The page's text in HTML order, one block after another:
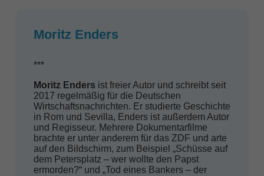
Moritz Enders
***
Moritz Enders ist freier Autor und schreibt seit
2017 regelmäßig für die Deutschen
Wirtschaftsnachrichten. Er studierte Geschichte
in Rom und Sevilla, Enders ist außerdem Autor
und Regisseur. Mehrere Dokumentarfilme
brachte er unter anderem für das ZDF und arte
auf den Bildschirm, zum Beispiel „Schüsse auf
dem Petersplatz – wer wollte den Papst
ermorden?“ und „Tod eines Bankers – der